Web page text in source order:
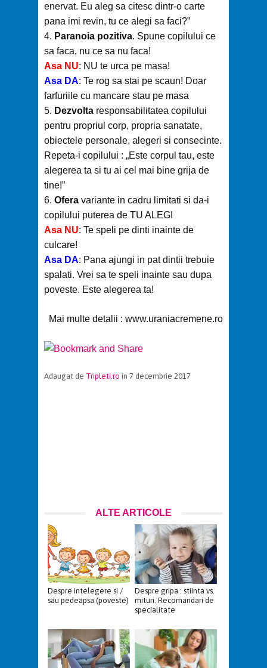
enervat. Eu aleg sa citesc dintr-o carte
pana imi revin, tu ce alegi sa faci?”
4. Paranoia pozitiva. Spune copilului ce
sa faca, nu ce sa nu faca!
Asa NU: NU te urca pe masa!
Asa DA: Te rog sa stai pe scaun! Doar
farfuriile cu mancare stau pe masa
5. Dezvolta responsabilitatea copilului
pentru propriul corp, propria sanatate,
obiectele personale, alegeri si consecinte.
Repeta-i copilului : „Este corpul tau, este
alegerea ta si tu ai cel mai bine grija de
tine!”
6. Ofera variante in cadru limitati si da-i
copilului puterea de TU ALEGI
Asa NU: Te speli pe dinti inainte de
culcare!
Asa DA: Pana ajungi in pat dintii trebuie
spalati. Vrei sa te speli inainte sau dupa
poveste. Este alegerea ta!
Mai multe detalii : www.uraniacremene.ro
Adaugat de Tripleti.ro in 7 decembrie 2017
ALTE ARTICOLE
Despre intelegere si /
sau pedeapsa (poveste)
Despre gripa : stiinta vs.
mituri. Recomandari de
specialitate